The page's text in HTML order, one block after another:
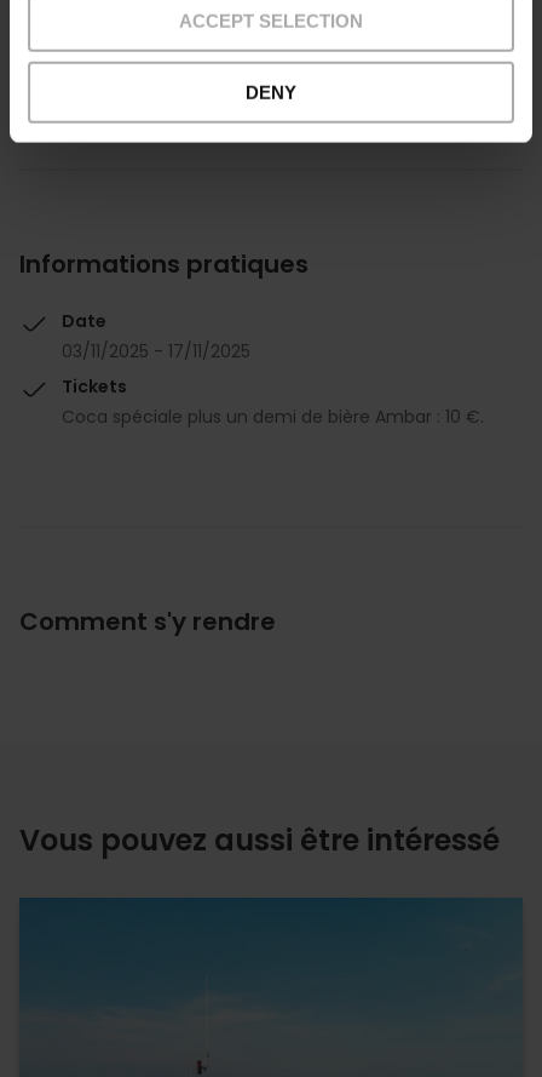
ACCEPT SELECTION
DENY
Je veux en savoir plus
Informations pratiques
Date
03/11/2025 - 17/11/2025
Tickets
Coca spéciale plus un demi de bière Ambar : 10 €.
Comment s'y rendre
Vous pouvez aussi être intéressé